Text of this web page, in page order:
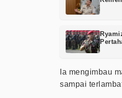
Ia mengimbau
sampai